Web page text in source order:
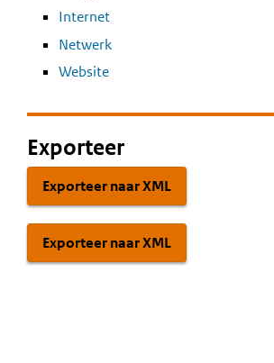
Internet
Netwerk
Website
Exporteer
Exporteer naar XML
Exporteer naar XML